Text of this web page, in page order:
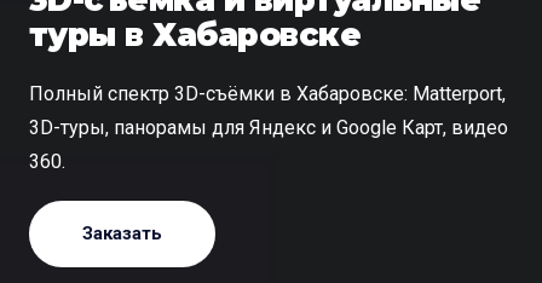
туры в Хабаровске
Полный спектр 3D-съёмки в Хабаровске: Matterport,
3D-туры, панорамы для Яндекс и Google Карт, видео
360.
Заказать